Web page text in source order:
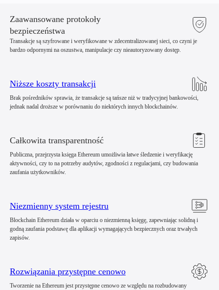
Zaawansowane protokoły
bezpieczeństwa
Transakcje są szyfrowane i weryfikowane w zdecentralizowanej sieci, co czyni je
bardzo odpornymi na oszustwa, manipulacje czy nieautoryzowany dostęp.
Niższe koszty transakcji
Brak pośredników sprawia, że transakcje są tańsze niż w tradycyjnej bankowości,
jednak nadal droższe w porównaniu do niektórych innych blockchainów.
Całkowita transparentność
Publiczna, przejrzysta księga Ethereum umożliwia łatwe śledzenie i weryfikację
aktywności, czy to na potrzeby audytów, zgodności z regulacjami, czy budowania
zaufania użytkowników.
Niezmienny system rejestru
Blockchain Ethereum działa w oparciu o niezmienną księgę, zapewniając solidną i
godną zaufania podstawę dla aplikacji wymagających bezpiecznych oraz trwałych
zapisów.
Rozwiązania przystępne cenowo
Tworzenie na Ethereum jest przystępne cenowo ze względu na rozbudowany